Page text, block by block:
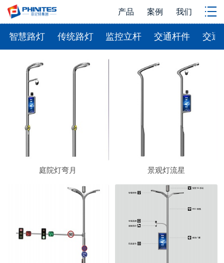
产品 案例 我们
智慧路灯 传统路灯 监控立杆 交通杆件 交通
庭院灯弯月 景观灯流星